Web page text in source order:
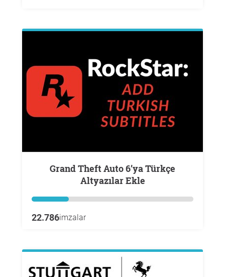
Grand Theft Auto 6’ya Türkçe
Altyazılar Ekle
22.786imzalar